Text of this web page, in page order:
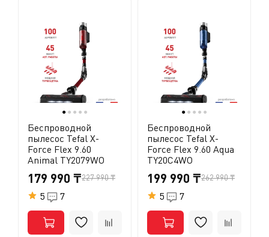
● ● ● ● ●
Беспроводной
пылесос Tefal X-
Force Flex 9.60
Animal TY2079WO
179 990 ₸227 990 ₸
5 7
● ● ● ● ●
Беспроводной
пылесос Tefal X-
Force Flex 9.60 Aqua
TY20C4WO
199 990 ₸262 990 ₸
5 7